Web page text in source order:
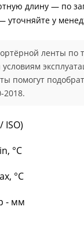
длину — по
уточняйте у
ленты по
помогут
2018.
ISO)
°C
°C
- мм